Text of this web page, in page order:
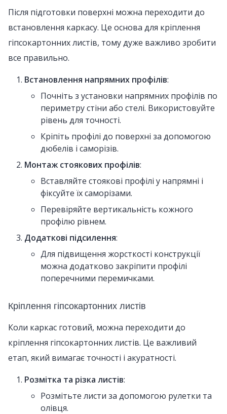
Після підготовки поверхні можна переходити до
встановлення каркасу. Це основа для кріплення
гіпсокартонних листів, тому дуже важливо зробити
все правильно.
Встановлення напрямних профілів:
Почніть з установки напрямних профілів по
периметру стіни або стелі. Використовуйте
рівень для точності.
Кріпіть профілі до поверхні за допомогою
дюбелів і саморізів.
Монтаж стоякових профілів:
Вставляйте стоякові профілі у напрямні і
фіксуйте їх саморізами.
Перевіряйте вертикальність кожного
профілю рівнем.
Додаткові підсилення:
Для підвищення жорсткості конструкції
можна додатково закріпити профілі
поперечними перемичками.
Кріплення гіпсокартонних листів
Коли каркас готовий, можна переходити до
кріплення гіпсокартонних листів. Це важливий
етап, який вимагає точності і акуратності.
Розмітка та різка листів:
Розмітьте листи за допомогою рулетки та
олівця.